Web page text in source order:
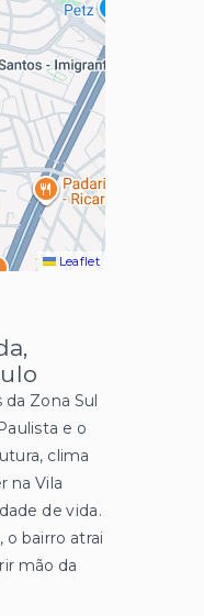
Leaflet
Zona Sul
e o
clima
na Vila
de vida.
bairro atrai
mão da